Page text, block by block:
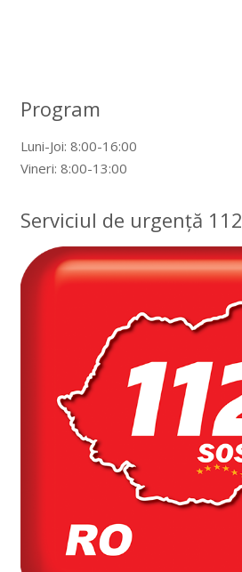
Program
Luni-Joi: 8:00-16:00
Vineri: 8:00-13:00
Serviciul de urgență 112